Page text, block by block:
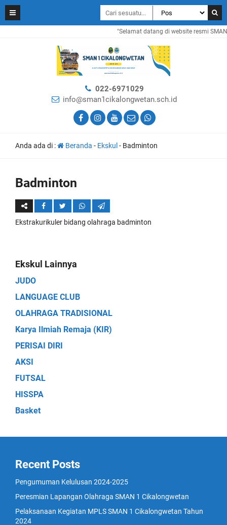
"Selamat datang di website resmi
022-6971029
info@sman1cikalongwetan.sch.id
Anda ada di : Beranda - Ekskul - Badminton
Badminton
Ekstrakurikuler bidang olahraga badminton
Ekskul Lainnya
JUDO
LANGUAGE CLUB
OLAHRAGA TRADISIONAL
Karya Ilmiah Remaja (KIR)
PERISAI DIRI
AKSI
FUTSAL
HISSPA
Basket
Recent Posts
Pengumuman Kelulusan 2024-2025
Peresmian Lapangan Olahraga SMAN 1 Cikalongwetan
Pelaksanaan Kegiatan MPLS SMAN 1 Cikalongwetan Tahun
2024